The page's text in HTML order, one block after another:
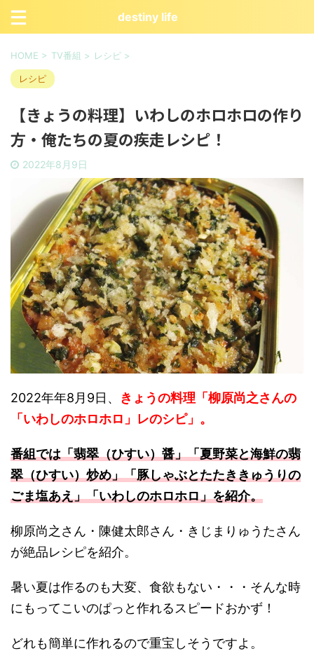
destiny life
HOME > TV番組 > レシピ >
レシピ
【きょうの料理】いわしのホロホロの作り
方・俺たちの夏の疾走レシピ！
2022年8月9日
2022年年8月9日、 きょうの料理「柳原尚之さんの
「いわしのホロホロ」レのシピ」。
番組では「翡翠（ひすい）醤」「夏野菜と海鮮の翡
翠（ひすい）炒め」「豚しゃぶとたたききゅうりの
ごま塩あえ」「いわしのホロホロ」を紹介。
柳原尚之さん・陳健太郎さん・きじまりゅうたさん
が絶品レシピを紹介。
暑い夏は作るのも大変、食欲もない・・・そんな時
にもってこいのぱっと作れるスピードおかず！
どれも簡単に作れるので重宝しそうですよ。